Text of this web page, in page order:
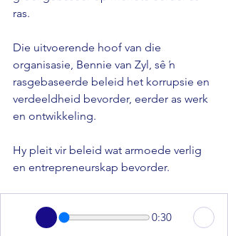
ras.
Die uitvoerende hoof van die
organisasie, Bennie van Zyl, sê ŉ
rasgebaseerde beleid het korrupsie en
verdeeldheid bevorder, eerder as werk
en ontwikkeling.
Hy pleit vir beleid wat armoede verlig
en entrepreneurskap bevorder.
0:30